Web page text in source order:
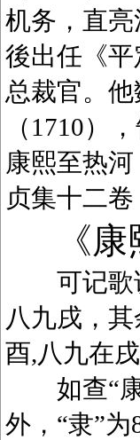
机务，直
後出任《
总裁官。
（1710）
康熙至热
贞集十二
《
可记歌诀
八九戌，
酉,八九在
如查“康”
外，“隶”